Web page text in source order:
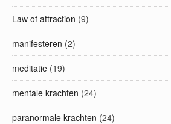
Law of attraction (9)
manifesteren (2)
meditatie (19)
mentale krachten (24)
paranormale krachten (24)